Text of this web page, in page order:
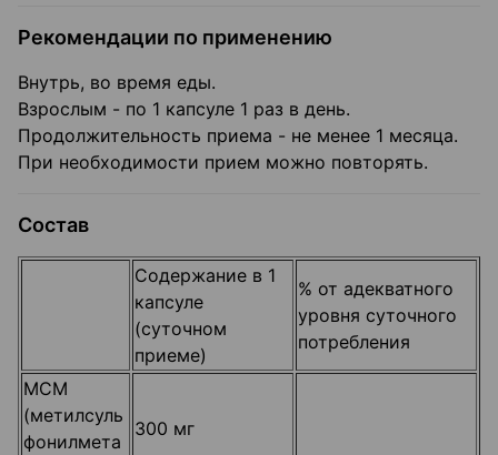
Рекомендации по применению
Внутрь, во время еды.
Взрослым - по 1 капсуле 1 раз в день.
Продолжительность приема - не менее 1 месяца.
При необходимости прием можно повторять.
Состав
Содержание в 1
капсуле
(суточном
приеме)
% от адекватного
уровня суточного
потребления
МСМ
(метилсуль
фонилмета
300 мг